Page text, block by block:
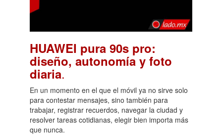
HUAWEI pura 90s pro:
diseño, autonomía y foto
diaria.
En un momento en el que el móvil ya no sirve solo
para contestar mensajes, sino también para
trabajar, registrar recuerdos, navegar la ciudad y
resolver tareas cotidianas, elegir bien importa más
que nunca.